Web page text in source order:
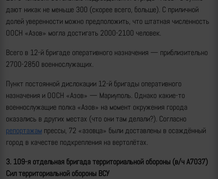
дают никак не меньше 300 (скорее всего, больше). С приличной
долей уверенности можно предположить, что штатная численность
ООСН «Азов» могла достигать 2000-2100 человек.
Всего в 12-й бригаде оперативного назначения — приблизительно
2700-2850 военнослужащих.
Пункт постоянной дислокации 12-й бригады оперативного
назначения и ООСН «Азов» — Мариуполь. Однако какие-то
военнослужащие полка «Азов» на момент окружения города
оказались в других местах (что они там делали?). Согласно
репортажам прессы, 72 «азовца» были доставлены в осаждённый
город в качестве подкрепления на вертолётах.
3. 109-я отдельная бригада территориальной обороны (в/ч А7037)
Сил территориальной обороны ВСУ